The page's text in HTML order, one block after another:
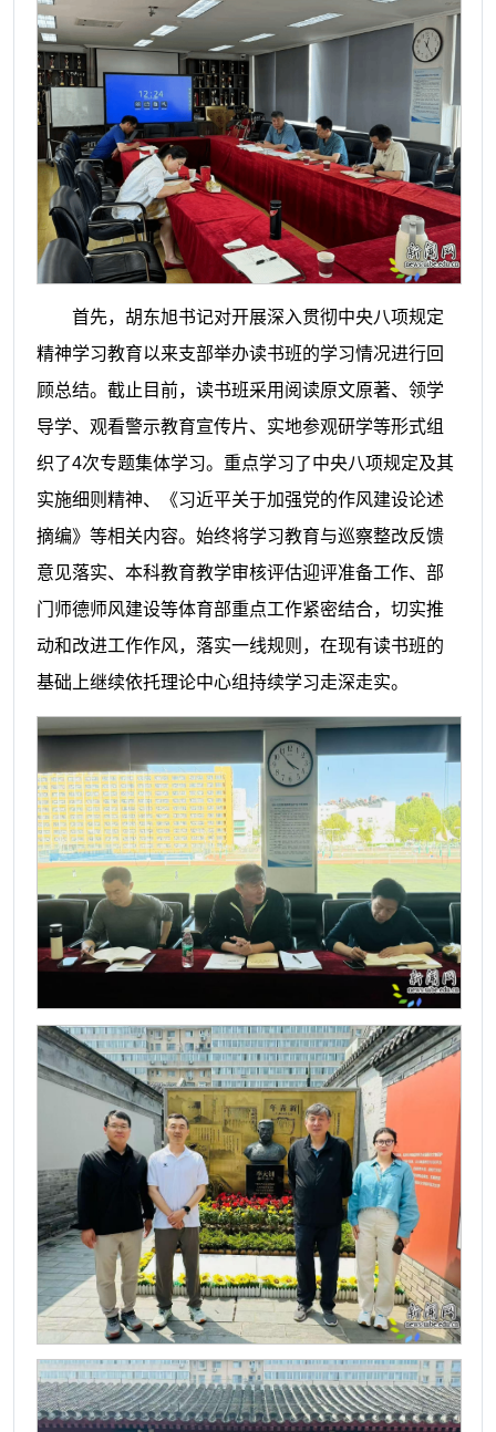
首先，胡东旭书记对开展深入贯彻中央八项规定
精神学习教育以来支部举办读书班的学习情况进行回
顾总结。截止目前，读书班采用阅读原文原著、领学
导学、观看警示教育宣传片、实地参观研学等形式组
织了4次专题集体学习。重点学习了中央八项规定及其
实施细则精神、《习近平关于加强党的作风建设论述
摘编》等相关内容。始终将学习教育与巡察整改反馈
意见落实、本科教育教学审核评估迎评准备工作、部
门师德师风建设等体育部重点工作紧密结合，切实推
动和改进工作作风，落实一线规则，在现有读书班的
基础上继续依托理论中心组持续学习走深走实。